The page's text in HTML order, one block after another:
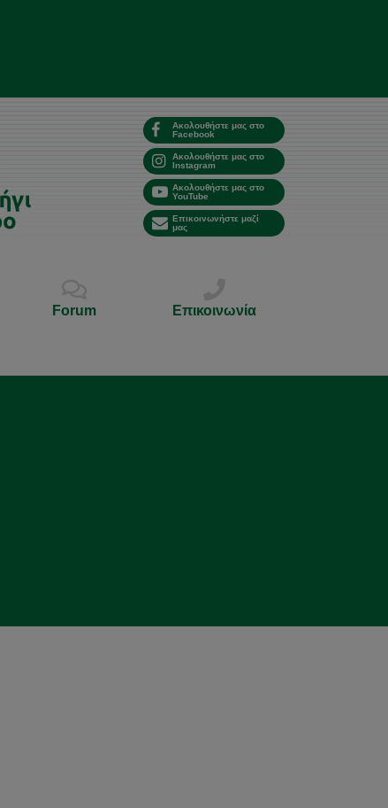
Ακολουθήστε μας στο
Facebook
Ακολουθήστε μας στο
Instagram
Ακολουθήστε μας στο
YouTube
Επικοινωνήστε μαζί
μας
Forum Επικοινωνία